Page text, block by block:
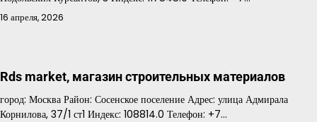
16 апреля, 2026
Rds market, магазин строительных материалов
город: Москва Район: Сосенское поселение Адрес: улица Адмирала
Корнилова, 37/1 ст1 Индекс: 108814.0 Телефон: +7…